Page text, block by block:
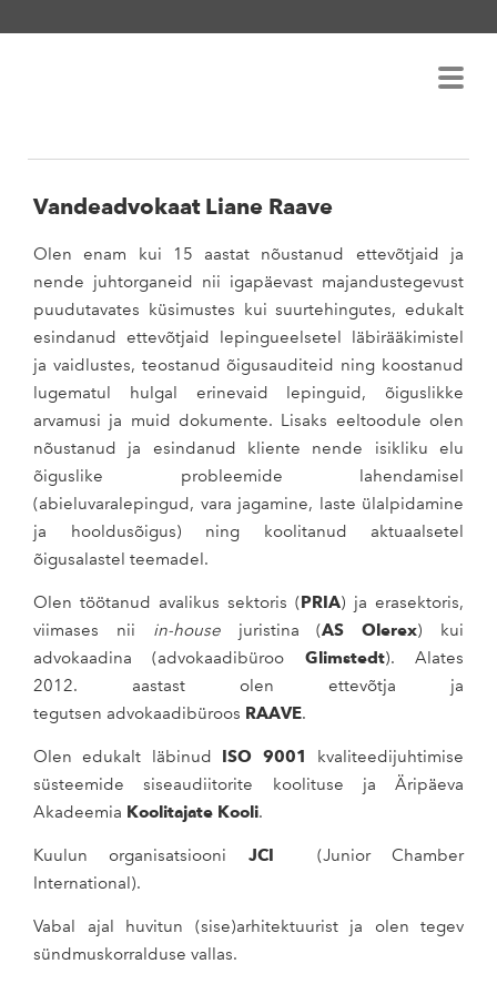
Vandeadvokaat Liane Raave
Olen enam kui 15 aastat nõustanud ettevõtjaid ja
nende juhtorganeid nii igapäevast majandustegevust
puudutavates küsimustes kui suurtehingutes, edukalt
esindanud ettevõtjaid lepingueelsetel läbirääkimistel
ja vaidlustes, teostanud õigusauditeid ning koostanud
lugematul hulgal erinevaid lepinguid, õiguslikke
arvamusi ja muid dokumente. Lisaks eeltoodule olen
nõustanud ja esindanud kliente nende isikliku elu
õiguslike probleemide lahendamisel
(abieluvaralepingud, vara jagamine, laste ülalpidamine
ja hooldusõigus) ning koolitanud aktuaalsetel
õigusalastel teemadel.
Olen töötanud avalikus sektoris (PRIA) ja erasektoris,
viimases nii in-housejuristina (AS Olerex) kui
advokaadina (advokaadibüroo Glimstedt). Alates
2012. aastast olen ettevõtja ja
tegutsen advokaadibüroos RAAVE.
Olen edukalt läbinud ISO 9001
kvaliteedijuhtimise
süsteemide siseaudiitorite koolituse ja Äripäeva
Akadeemia Koolitajate Kooli.
Kuulun organisatsiooni JCI (Junior Chamber
International).
Vabal ajal huvitun (sise)arhitektuurist ja olen tegev
sündmuskorralduse vallas.